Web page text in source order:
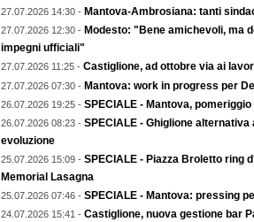
27.07.2026 14:30 - Mantova-Ambrosiana: tanti
27.07.2026 12:30 - Modesto: "Bene amichevoli, ma
impegni ufficiali"
27.07.2026 11:25 - Castiglione, ad ottobre via ai
27.07.2026 07:30 - Mantova: work in progress per
26.07.2026 19:25 - SPECIALE - Mantova,
26.07.2026 08:23 - SPECIALE - Ghiglione
evoluzione
25.07.2026 15:09 - SPECIALE - Piazza Broletto ring
Memorial Lasagna
25.07.2026 07:46 - SPECIALE - Mantova: pressing
24.07.2026 15:41 - Castiglione, nuova gestione bar